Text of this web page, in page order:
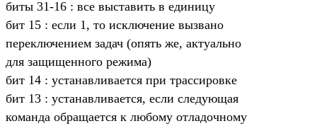
биты 31-16 : все выставить в единицу
бит 15 : если 1, то исключение вызвано
переключением задач (опять же, актуально
для защищенного режима)
бит 14 : устанавливается при трассировке
бит 13 : устанавливается, если следующая
команда обращается к любому отладочному